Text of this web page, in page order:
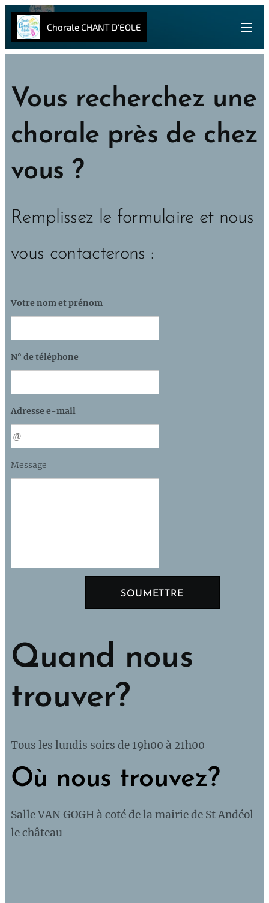
Chorale CHANT D'EOLE
Vous recherchez une
chorale près de chez
vous ?
Remplissez le formulaire et nous
vous contacterons :
Votre nom et prénom
N° de téléphone
Adresse e-mail
Message
SOUMETTRE
Quand nous
trouver?
Tous les lundis soirs de 19h00 à 21h00
Où nous trouvez?
Salle VAN GOGH à coté de la mairie de St Andéol
le château